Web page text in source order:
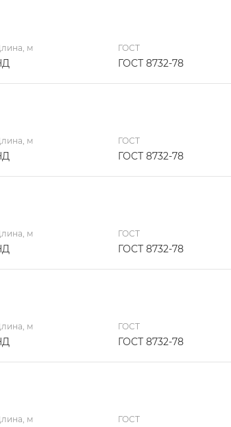
м ГОСТ
ГОСТ 8732-78
м ГОСТ
ГОСТ 8732-78
м ГОСТ
ГОСТ 8732-78
м ГОСТ
ГОСТ 8732-78
м ГОСТ